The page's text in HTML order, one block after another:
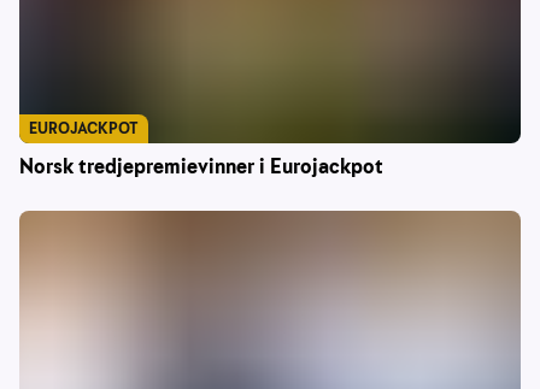
Norsk tredjepremievinner i Eurojackpot
EUROJACKPOT